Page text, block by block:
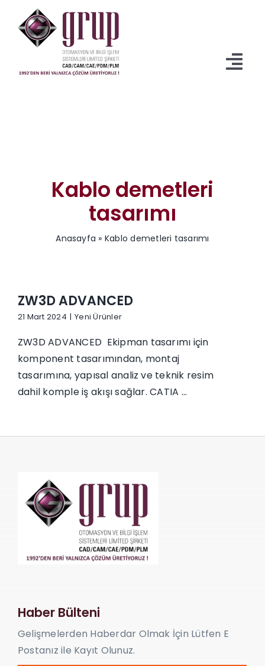
İndirmeler
Kablo demetleri
tasarımı
Anasayfa » Kablo demetleri tasarımı
ZW3D ADVANCED
21 Mart 2024 | Yeni Ürünler
ZW3D ADVANCED Ekipman tasarımı için
komponent tasarımından, montaj
tasarımına, yapısal analiz ve teknik resim
dahil komple iş akışı sağlar. CATIA ...
Haber Bülteni
Gelişmelerden Haberdar Olmak İçin Lütfen E
Postanız ile Kayıt Olunuz.